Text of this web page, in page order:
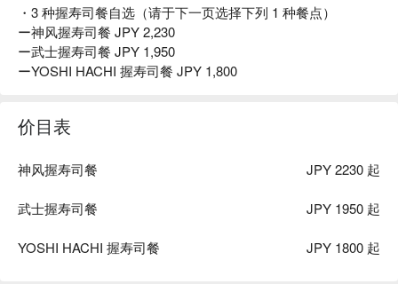
・3 种握寿司餐自选（请于下一页选择下列 1 种餐点）
ー神风握寿司餐 JPY 2,230
ー武士握寿司餐 JPY 1,950
ーYOSHI HACHI 握寿司餐 JPY 1,800
价目表
神风握寿司餐 JPY 2230 起
武士握寿司餐 JPY 1950 起
YOSHI HACHI 握寿司餐 JPY 1800 起